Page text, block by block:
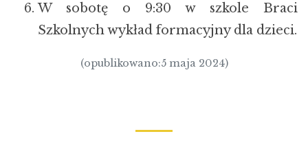
W sobotę o 9:30 w szkole Braci
Szkolnych wykład formacyjny dla dzieci.
(opublikowano:5 maja 2024)